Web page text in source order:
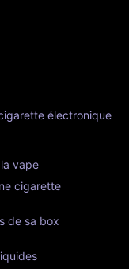
électronique
vape
cigarette
de sa box